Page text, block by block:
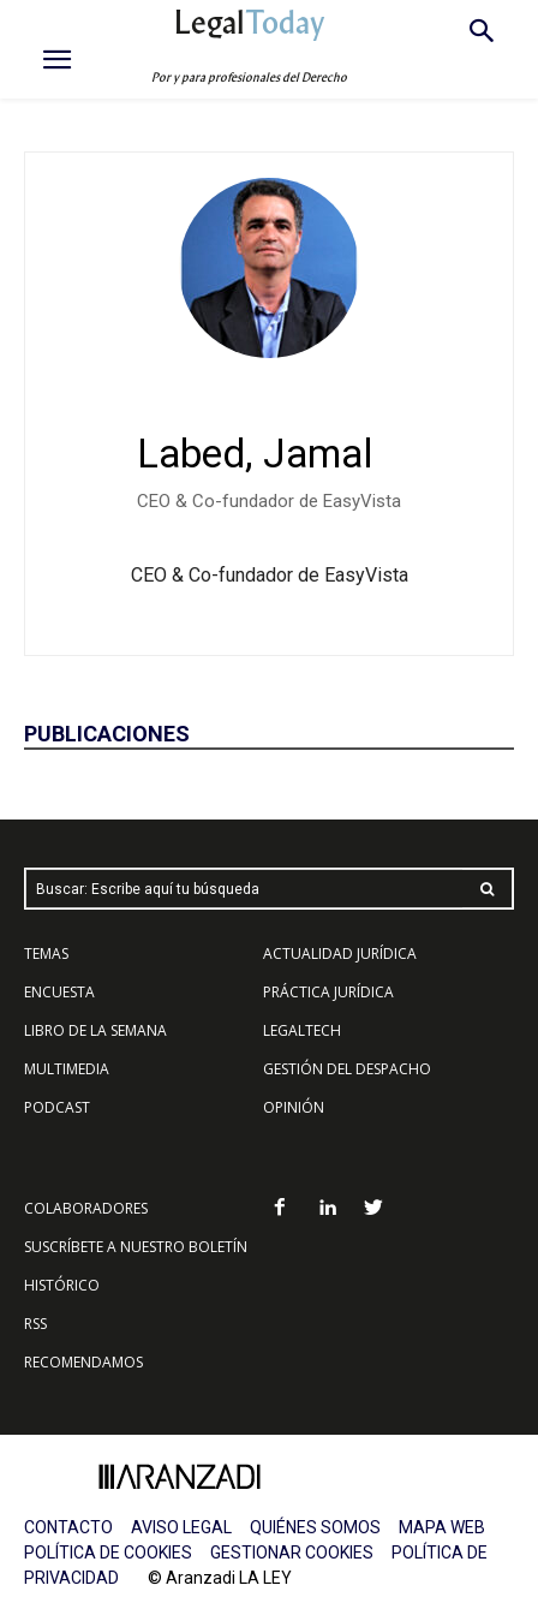
LegalToday
Por y para profesionales del Derecho
Labed, Jamal
CEO & Co-fundador de EasyVista
CEO & Co-fundador de EasyVista
PUBLICACIONES
Buscar: Escribe aquí tu búsqueda
TEMAS
ENCUESTA
LIBRO DE LA SEMANA
MULTIMEDIA
PODCAST
ACTUALIDAD JURÍDICA
PRÁCTICA JURÍDICA
LEGALTECH
GESTIÓN DEL DESPACHO
OPINIÓN
COLABORADORES
SUSCRÍBETE A NUESTRO BOLETÍN
HISTÓRICO
RSS
RECOMENDAMOS
CONTACTO AVISO LEGAL QUIÉNES SOMOS
MAPA WEB
POLÍTICA DE COOKIES
GESTIONAR COOKIES
POLÍTICA DE
PRIVACIDAD © Aranzadi LA LEY